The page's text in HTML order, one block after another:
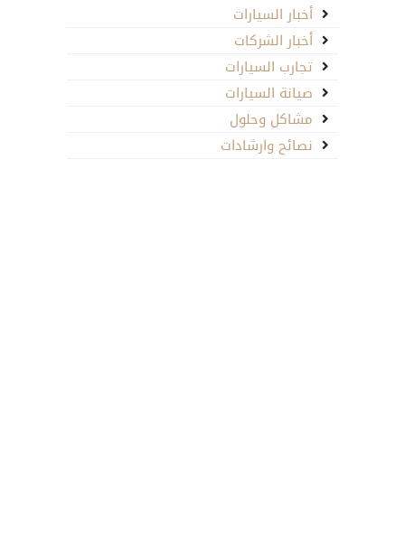
أخبار السيارات
أخبار الشركات
تجارب السيارات
صيانة السيارات
مشاكل وحلول
نصائح وارشادات